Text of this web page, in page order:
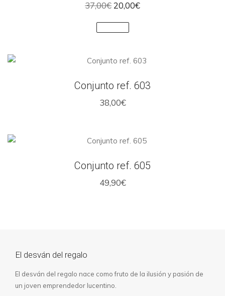
37,00€El
original
era:
20,00€El
Conjunto ref. 603
38,00€
Conjunto ref. 605
49,90€
El desván del regalo
El desván del regalo nace como fruto de la ilusión y pasión de
un joven emprendedor lucentino.